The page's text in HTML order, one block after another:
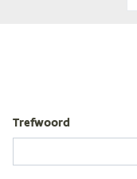
Tref­woord